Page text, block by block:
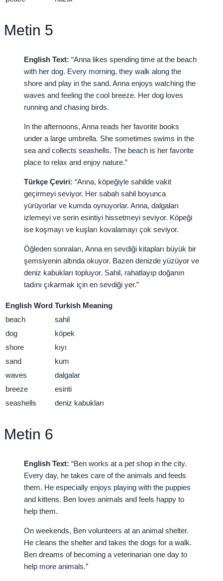
Metin 5
English Text: “Anna likes spending time at the beach
with her dog. Every morning, they walk along the
shore and play in the sand. Anna enjoys watching the
waves and feeling the cool breeze. Her dog loves
running and chasing birds.
In the afternoons, Anna reads her favorite books
under a large umbrella. She sometimes swims in the
sea and collects seashells. The beach is her favorite
place to relax and enjoy nature.”
Türkçe Çeviri: “Anna, köpeğiyle sahilde vakit
geçirmeyi seviyor. Her sabah sahil boyunca
yürüyorlar ve kumda oynuyorlar. Anna, dalgaları
izlemeyi ve serin esintiyi hissetmeyi seviyor. Köpeği
ise koşmayı ve kuşları kovalamayı çok seviyor.
Öğleden sonraları, Anna en sevdiği kitapları büyük bir
şemsiyenin altında okuyor. Bazen denizde yüzüyor ve
deniz kabukları topluyor. Sahil, rahatlayıp doğanın
tadını çıkarmak için en sevdiği yer.”
English Word Turkish Meaning
beach
sahil
dog
köpek
shore
kıyı
sand
kum
waves
dalgalar
breeze
esinti
seashells
deniz kabukları
Metin 6
English Text: “Ben works at a pet shop in the city.
Every day, he takes care of the animals and feeds
them. He especially enjoys playing with the puppies
and kittens. Ben loves animals and feels happy to
help them.
On weekends, Ben volunteers at an animal shelter.
He cleans the shelter and takes the dogs for a walk.
Ben dreams of becoming a veterinarian one day to
help more animals.”